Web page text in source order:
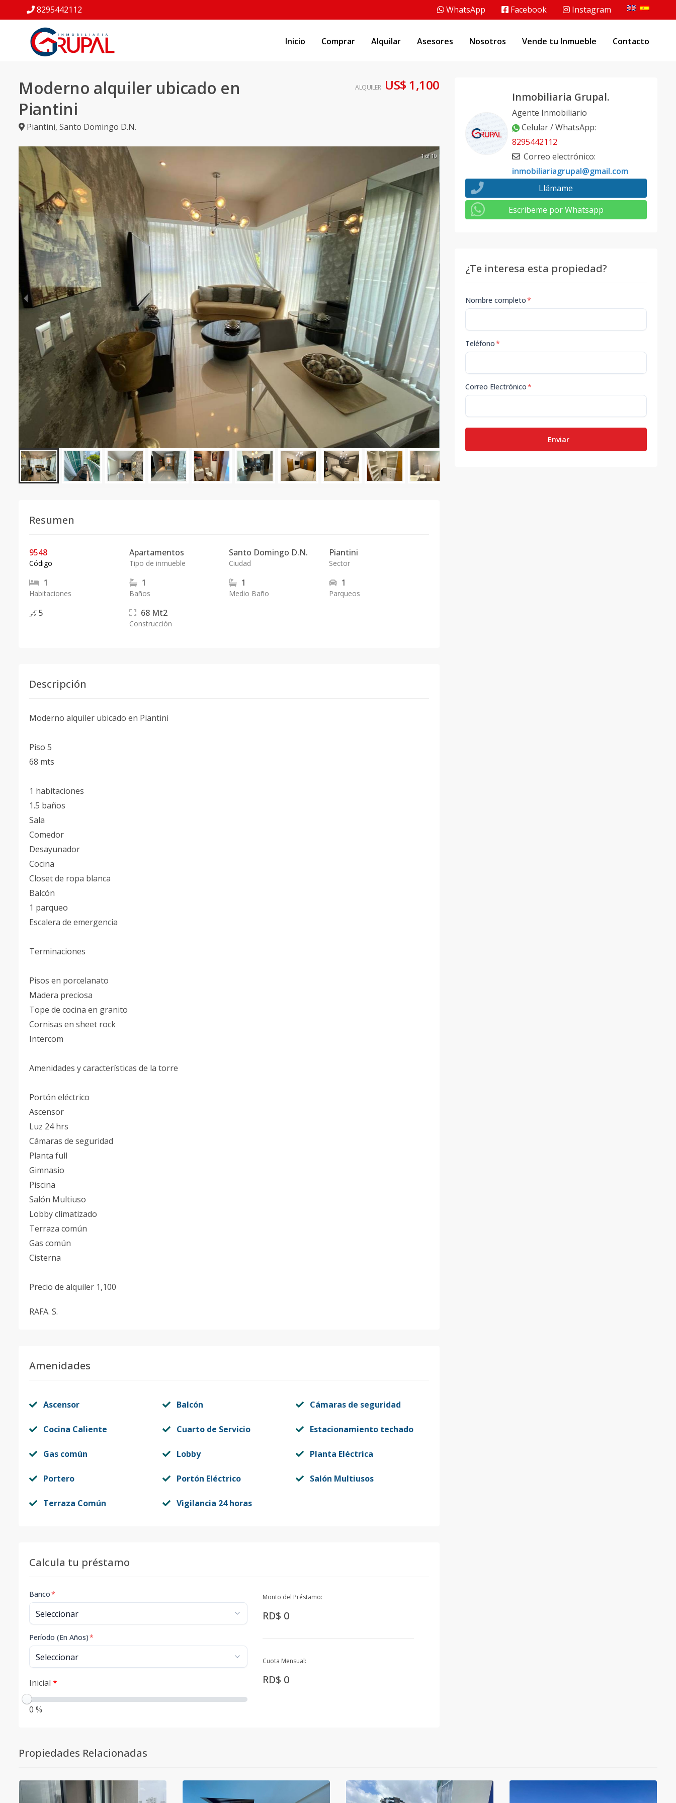
8295442112 WhatsApp Facebook Instagram
Inicio Comprar Alquilar Asesores Nosotros Vende tu Inmueble Contacto
Moderno alquiler ubicado en
Piantini
Piantini, Santo Domingo D.N.
ALQUILER US$ 1,100
1 of 10
Resumen
9548
Código
Apartamentos
Tipo de inmueble
Santo Domingo D.N.
Ciudad
Piantini
Sector
1
Habitaciones
1
Baños
1
Medio Baño
1
Parqueos
5 68 Mt2
Construcción
Descripción
Moderno alquiler ubicado en Piantini
Piso 5
68 mts
1 habitaciones
1.5 baños
Sala
Comedor
Desayunador
Cocina
Closet de ropa blanca
Balcón
1 parqueo
Escalera de emergencia
Terminaciones
Pisos en porcelanato
Madera preciosa
Tope de cocina en granito
Cornisas en sheet rock
Intercom
Amenidades y características de la torre
Portón eléctrico
Ascensor
Luz 24 hrs
Cámaras de seguridad
Planta full
Gimnasio
Piscina
Salón Multiuso
Lobby climatizado
Terraza común
Gas común
Cisterna
Precio de alquiler 1,100
RAFA. S.
Amenidades
Ascensor Balcón Cámaras de seguridad
Cocina Caliente Cuarto de Servicio Estacionamiento techado
Gas común Lobby Planta Eléctrica
Portero Portón Eléctrico Salón Multiusos
Terraza Común Vigilancia 24 horas
Calcula tu préstamo
Banco*
Período (En Años)*
Inicial *
0 %
Monto del Préstamo:
RD$ 0
Cuota Mensual:
RD$ 0
Inmobiliaria Grupal.
Agente Inmobiliario
Celular / WhatsApp:
8295442112
Correo electrónico:
inmobiliariagrupal@gmail.com
Llámame
Escribeme por Whatsapp
¿Te interesa esta propiedad?
Nombre completo*
Teléfono*
Correo Electrónico*
Enviar
Propiedades Relacionadas